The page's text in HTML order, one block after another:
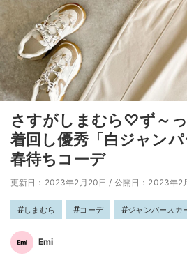
さすがしまむら♡ず～っ
着回し優秀「白ジャン
春待ちコーデ
更新日：2023年2月20日 / 公開日：2023年2
しまむら コーデ ジャンパースカ
Emi